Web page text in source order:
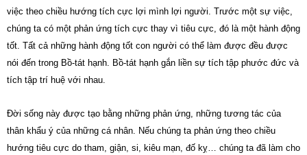
việc theo chiều hướng tích cực lợi mình lợi người. Trước một sự việc,
chúng ta có một phản ứng tích cực thay vì tiêu cực, đó là một hành động
tốt. Tất cả những hành động tốt con người có thể làm được đều được
nói đến trong Bồ-tát hạnh. Bồ-tát hạnh gắn liền sự tích tập phước đức và
tích tập trí huệ với nhau.
Đời sống này được tạo bằng những phản ứng, những tương tác của
thân khẩu ý của những cá nhân. Nếu chúng ta phản ứng theo chiều
hướng tiêu cực do tham, giận, si, kiêu mạn, đố kỵ… chúng ta đã làm cho